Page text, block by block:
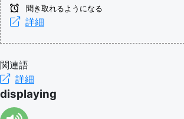
聞き取れるようになる
詳細
関連語
詳細
displaying